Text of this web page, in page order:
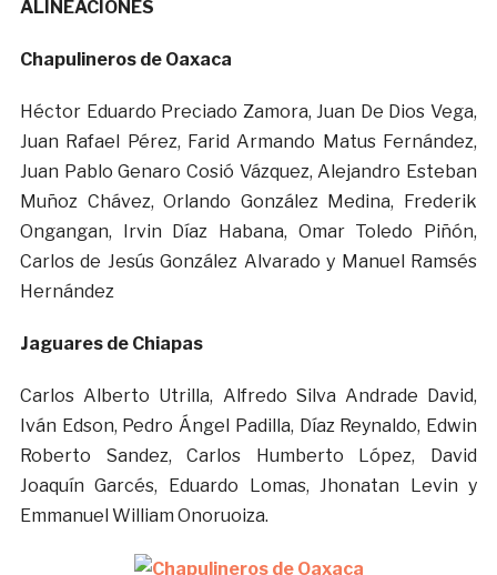
ALINEACIONES
Chapulineros de Oaxaca
Héctor Eduardo Preciado Zamora, Juan De Dios Vega,
Juan Rafael Pérez, Farid Armando Matus Fernández,
Juan Pablo Genaro Cosió Vázquez, Alejandro Esteban
Muñoz Chávez, Orlando González Medina, Frederik
Ongangan, Irvin Díaz Habana, Omar Toledo Piñón,
Carlos de Jesús González Alvarado y Manuel Ramsés
Hernández
Jaguares de Chiapas
Carlos Alberto Utrilla, Alfredo Silva Andrade David,
Iván Edson, Pedro Ángel Padilla, Díaz Reynaldo, Edwin
Roberto Sandez, Carlos Humberto López, David
Joaquín Garcés, Eduardo Lomas, Jhonatan Levin y
Emmanuel William Onoruoiza.